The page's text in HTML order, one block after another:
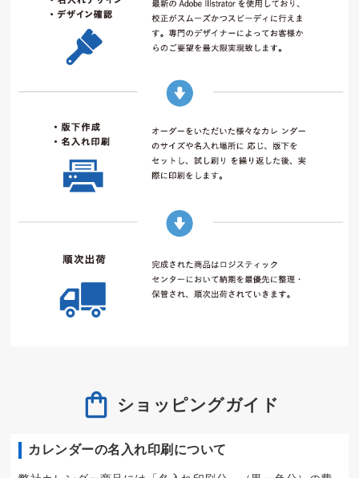
ショッピングガイド
カレンダーの名入れ印刷について